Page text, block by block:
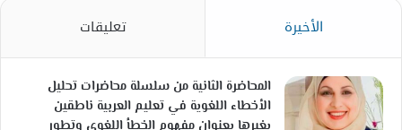
الأخيرة تعليقات
المحاضرة الثانية من سلسلة محاضرات تحليل
الأخطاء اللغوية في تعليم العربية ناطقين